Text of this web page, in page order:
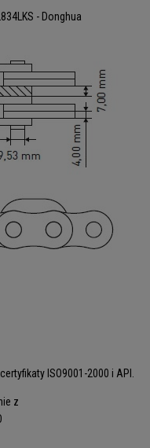
- Donghua
ISO9001-2000 i API.
z